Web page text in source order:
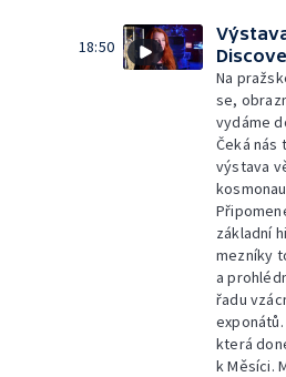
18:50
Na
se,
vydáme
Čeká nás
výstava
základní
mezníky
a
řadu
která
k Měsíci.